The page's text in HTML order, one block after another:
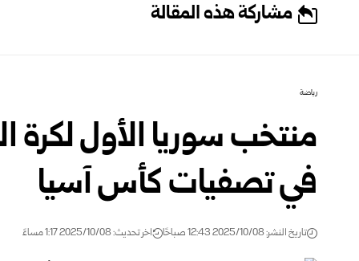
مشاركة هذه المقالة
رياضة
منتخب سوريا الأول لكرة
في تصفيات كأس آسيا
تاريخ النشر: 2025/10/08 12:43 صباحًا اخر تحديث: 2025/10/08 1:17 مساءً